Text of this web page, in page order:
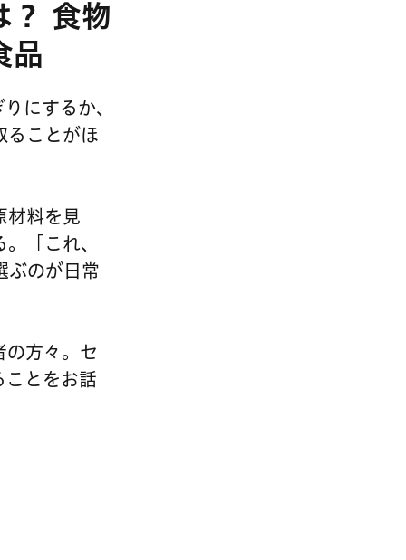
？ 食物
品
にするか、
ることがほ
材料を見
「これ、
ぶのが日常
の方々。セ
とをお話